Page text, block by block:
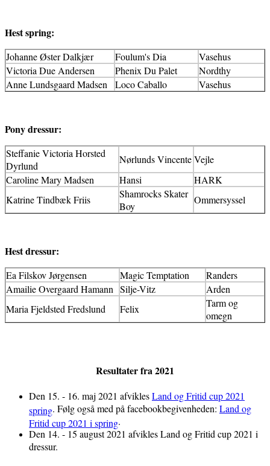
Hest spring:
Johanne Øster Dalkjær Foulum's Dia
Vasehus
Victoria Due Andersen
Phenix Du Palet
Nordthy
Anne Lundsgaard Madsen
Loco Caballo Vasehus
Pony dressur:
Steffanie Victoria Horsted
Dyrlund
Nørlunds VincenteVejle
Caroline Mary Madsen
Hansi
HARK
Katrine Tindbæk Friis
Shamrocks Skater
Boy
Ommersyssel
Hest dressur:
Ea Filskov Jørgensen Magic Temptation
Randers
Amailie Overgaard Hamann Silje-Vitz
Arden
Maria Fjeldsted Fredslund
Felix
Tarm og
omegn
Resultater fra 2021
Den 15. - 16. maj 2021 afviklesLand og Fritid cup 2021
spring. Følg også med på facebookbegivenheden: Land og
Fritid cup 2021 i spring.
Den 14. - 15 august 2021 afvikles Land og Fritid cup 2021 i
dressur.